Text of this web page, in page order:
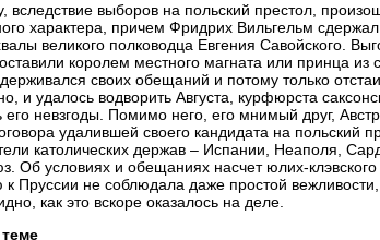
вследствие выборов на польский престол,
характера, причем Фридрих Вильгельм
великого полководца Евгения Савойского.
королем местного магната или принца
своих обещаний и потому только
и удалось водворить Августа, курфюрста
его невзгоды. Помимо него, его мнимый друг,
удалившей своего кандидата на польский
католических держав – Испании, Неаполя,
Об условиях и обещаниях насчет юлих-
Пруссии не соблюдала даже простой
как это вскоре оказалось на деле.